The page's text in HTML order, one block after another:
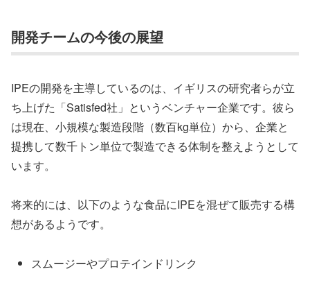
開発チームの今後の展望
IPEの開発を主導しているのは、イギリスの研究者らが立
ち上げた「Satisfed社」というベンチャー企業です。彼ら
は現在、小規模な製造段階（数百kg単位）から、企業と
提携して数千トン単位で製造できる体制を整えようとして
います。
将来的には、以下のような食品にIPEを混ぜて販売する構
想があるようです。
スムージーやプロテインドリンク